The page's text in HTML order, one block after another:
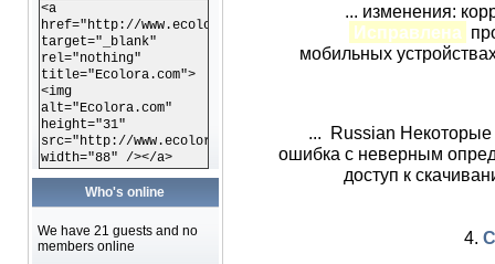
<a
href="http://www.ecolora.com"
target="_blank"
rel="nothing"
title="Ecolora.com">
<img
alt="Ecolora.com"
height="31"
src="http://www.ecolora.com/images/ecoloracom.gif"
width="88" /></a>
Who's online
We have 21 guests and no
members online
... изменения:
Исправлена
мобильных
... Russian
ошибка с неверным
доступ к
4.